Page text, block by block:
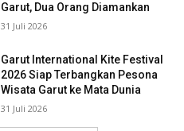
Garut, Dua Orang Diamankan
31 Juli 2026
Garut International Kite Festival
2026 Siap Terbangkan Pesona
Wisata Garut ke Mata Dunia
31 Juli 2026